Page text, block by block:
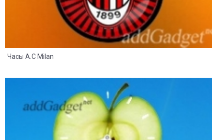
Часы A.C Milan